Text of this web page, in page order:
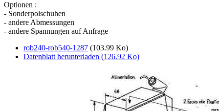
Optionen :
- Sonderpolschuhen
- andere Abmessungen
- andere Spannungen auf Anfrage
rob240-rob540-1287 (103.99 Ko)
Datenblatt herunterladen (126.92 Ko)